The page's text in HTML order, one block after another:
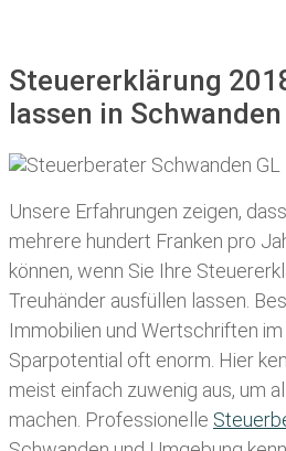
Steuererklärung
lassen in Schwanden
Unsere Erfahrungen zeigen,
mehrere hundert Franken pro
können, wenn Sie Ihre
Treuhänder ausfüllen lassen .
Immobilien und Wertschriften im
Sparpotential oft enorm. Hier
meist einfach zuwenig aus, um
machen. Professionelle